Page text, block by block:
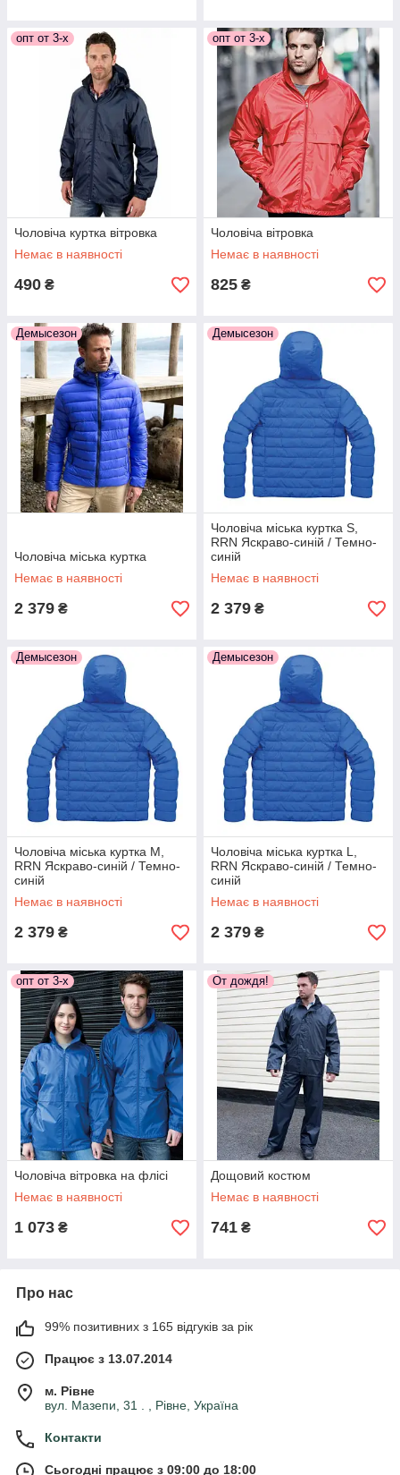
опт от 3-х
Чоловіча куртка вітровка
Немає в наявності
490 ₴
опт от 3-х
Чоловіча вітровка
Немає в наявності
825 ₴
Демысезон
Чоловіча міська куртка
Немає в наявності
2 379 ₴
Демысезон
Чоловіча міська куртка S,
RRN Яскраво-синій / Темно-
синій
Немає в наявності
2 379 ₴
Демысезон
Чоловіча міська куртка M,
RRN Яскраво-синій / Темно-
синій
Немає в наявності
2 379 ₴
Демысезон
Чоловіча міська куртка L,
RRN Яскраво-синій / Темно-
синій
Немає в наявності
2 379 ₴
опт от 3-х
Чоловіча вітровка на флісі
Немає в наявності
1 073 ₴
От дождя!
Дощовий костюм
Немає в наявності
741 ₴
Про нас
99% позитивних з 165 відгуків за рік
Працює з 13.07.2014
м. Рівне
вул. Мазепи, 31 . , Рівне, Україна
Контакти
Сьогодні працює з 09:00 до 18:00